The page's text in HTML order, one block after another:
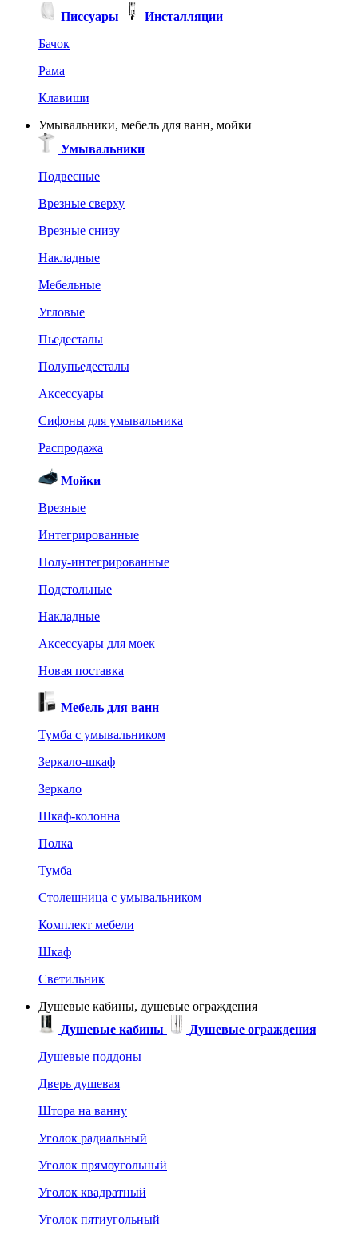
Писсуары
Инсталляции
Бачок
Рама
Клавиши
Умывальники, мебель для ванн, мойки
Умывальники
Подвесные
Врезные сверху
Врезные снизу
Накладные
Мебельные
Угловые
Пьедесталы
Полупьедесталы
Аксессуары
Сифоны для умывальника
Распродажа
Мойки
Врезные
Интегрированные
Полу-интегрированные
Подстольные
Накладные
Аксессуары для моек
Новая поставка
Мебель для ванн
Тумба с умывальником
Зеркало-шкаф
Зеркало
Шкаф-колонна
Полка
Тумба
Столешница с умывальником
Комплект мебели
Шкаф
Светильник
Душевые кабины, душевые ограждения
Душевые кабины
Душевые ограждения
Душевые поддоны
Дверь душевая
Штора на ванну
Уголок радиальный
Уголок прямоугольный
Уголок квадратный
Уголок пятиугольный